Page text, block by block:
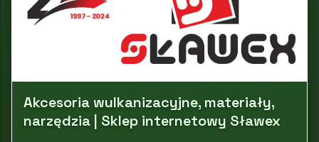
Akcesoria wulkanizacyjne, materiały,
narzędzia | Sklep internetowy Sławex